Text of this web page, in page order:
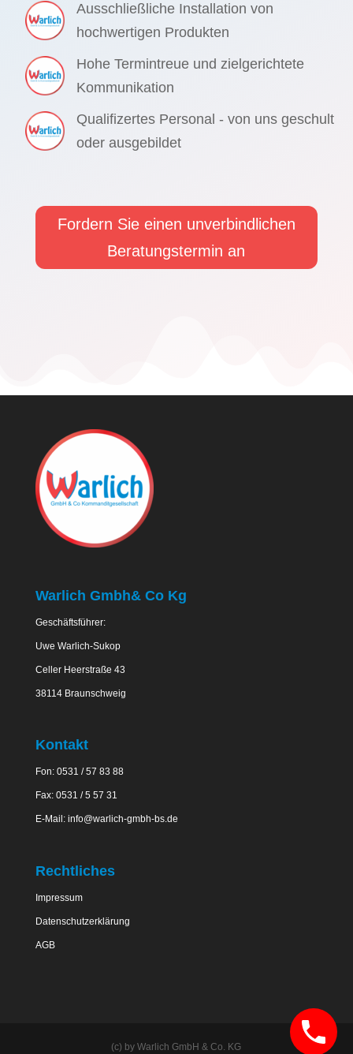
Ausschließliche Installation von
hochwertigen Produkten
Hohe Termintreue und zielgerichtete
Kommunikation
Qualifizertes Personal - von uns geschult
oder ausgebildet
Fordern Sie einen unverbindlichen
Beratungstermin an
Warlich Gmbh& Co Kg
Geschäftsführer:
Uwe Warlich-Sukop
Celler Heerstraße 43
38114 Braunschweig
Kontakt
Fon: 0531 / 57 83 88
Fax: 0531 / 5 57 31
E-Mail: info@warlich-gmbh-bs.de
Rechtliches
Impressum
Datenschutzerklärung
AGB
(c) by Warlich GmbH & Co. KG